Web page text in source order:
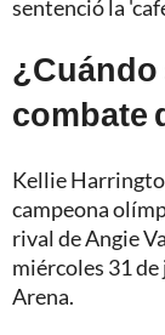
sentenció la
¿Cuándo
combate
Kellie
campeona
rival de Angie
miércoles 31
Arena.